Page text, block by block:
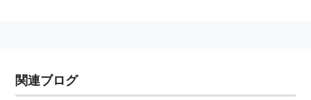
1915年3月21日 平郡西線 三春−小野新町間開業
1915年7月10日 平郡東線 平（現・いわき）−小川郷
関連ブログ